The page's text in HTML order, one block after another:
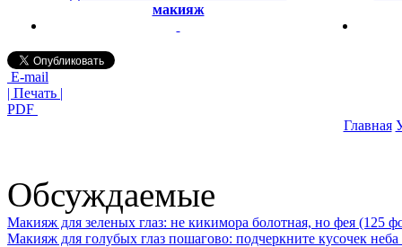
макияж
E-mail
| Печать |
PDF
Главная
Обсуждаемые
Макияж для зеленых глаз: не кикимора болотная, но фея (125
Макияж для голубых глаз пошагово: подчеркните кусочек